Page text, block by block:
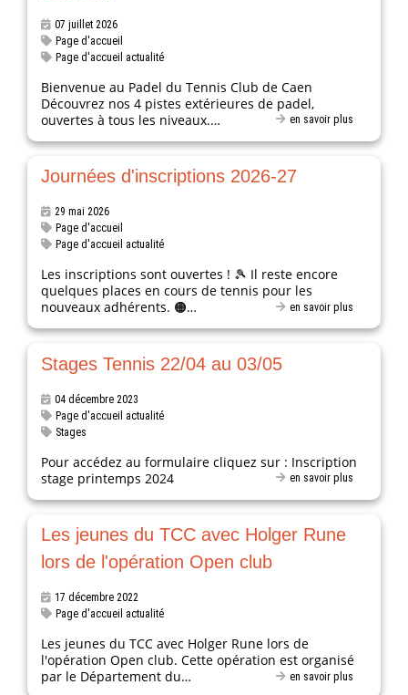
07 juillet 2026
Page d'accueil
Page d'accueil actualité
Bienvenue au Padel du Tennis Club de Caen
Découvrez nos 4 pistes extérieures de padel,
ouvertes à tous les niveaux.…
en savoir plus
Journées d'inscriptions 2026-27
29 mai 2026
Page d'accueil
Page d'accueil actualité
Les inscriptions sont ouvertes ! 🎾 Il reste encore
quelques places en cours de tennis pour les
nouveaux adhérents. 🟠…
en savoir plus
Stages Tennis 22/04 au 03/05
04 décembre 2023
Page d'accueil actualité
Stages
Pour accédez au formulaire cliquez sur : Inscription
stage printemps 2024
en savoir plus
Les jeunes du TCC avec Holger Rune
lors de l'opération Open club
17 décembre 2022
Page d'accueil actualité
Les jeunes du TCC avec Holger Rune lors de
l'opération Open club. Cette opération est organisé
par le Département du…
en savoir plus